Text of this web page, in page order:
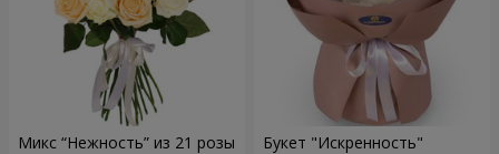
Микс “Нежность” из 21 розы Букет "Искренность"